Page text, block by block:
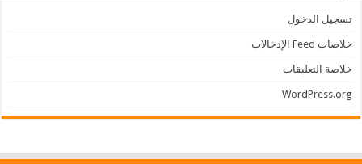
تسجيل الدخول
خلاصات Feed الإدخالات
خلاصة التعليقات
WordPress.org